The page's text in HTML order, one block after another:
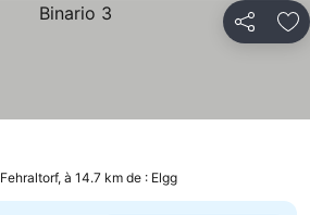
Partager
Fehraltorf, à 14.7 km de : Elgg